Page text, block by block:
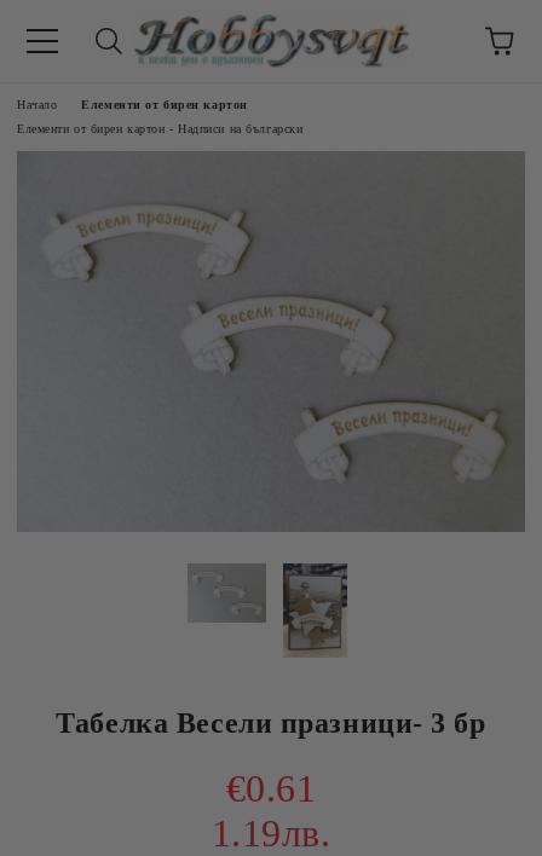
Начало
Елементи от бирен картон
Елементи от бирен картон - Надписи на български
Табелка Весели празници- 3 бр
€0.61
1.19лв.